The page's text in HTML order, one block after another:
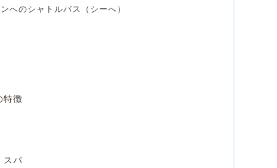
へのシャトルバス（シーへ）
特徴
スパ